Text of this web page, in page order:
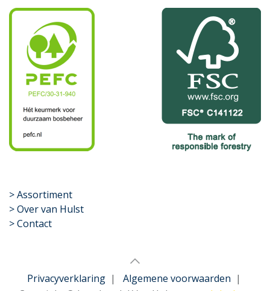
​>Assortiment
> Over van Hulst
> Contact
Privacyverklaring| Algemene voorwaarden |